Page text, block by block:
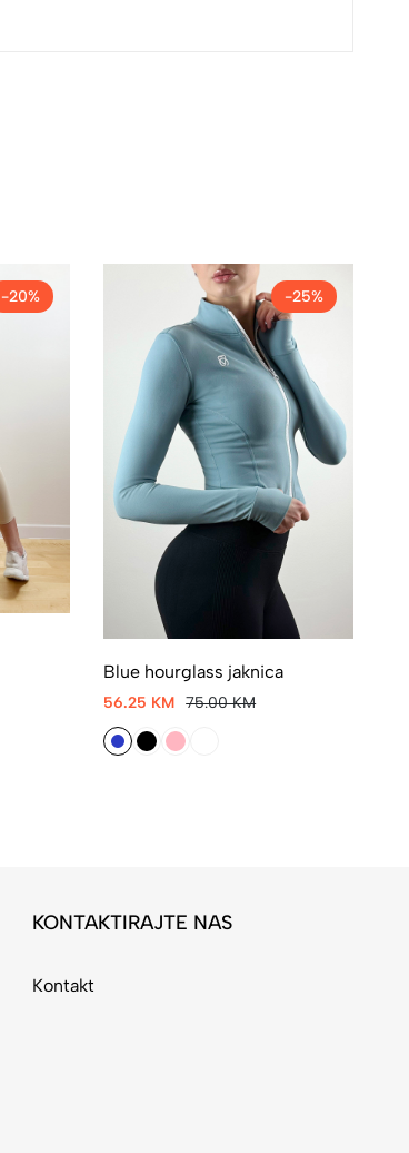
-20% -25%
Blue hourglass jaknica
56.25 KM 75.00 KM
KONTAKTIRAJTE NAS
Kontakt